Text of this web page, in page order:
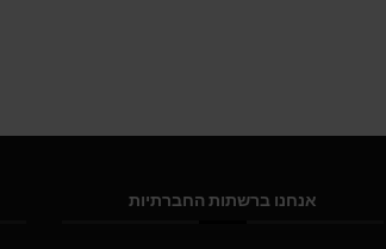
אנחנו ברשתות החברתיות